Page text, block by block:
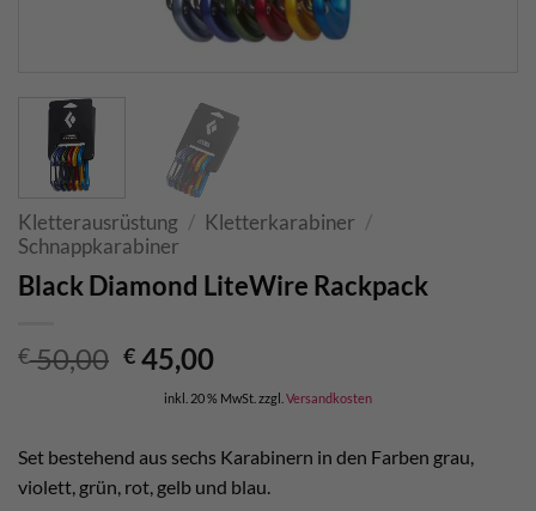
Kletterausrüstung / Kletterkarabiner /
Schnappkarabiner
Black Diamond LiteWire Rackpack
€50,00 Ursprünglicher
Preis
war:
€ 50,00
€ 45,00Aktueller
Preis
ist:
€ 45,00.
inkl. 20 % MwSt. zzgl. Versandkosten
Set bestehend aus sechs Karabinern in den Farben grau,
violett, grün, rot, gelb und blau.